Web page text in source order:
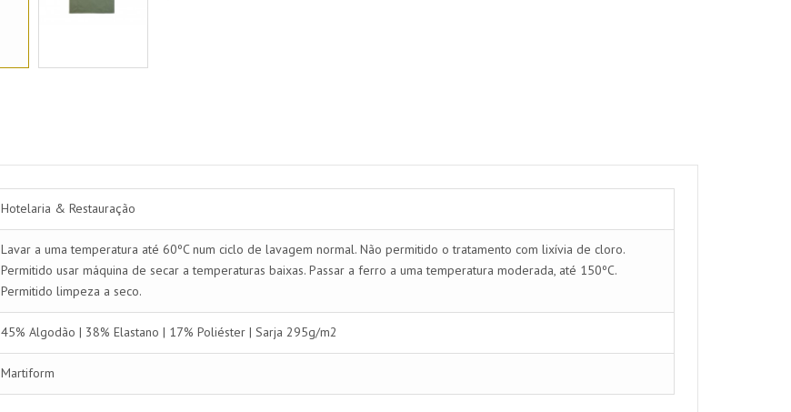
Hotelaria & Restauração
Lavar a uma temperatura até 60ºC num ciclo de lavagem normal. Não permitido o tratamento com lixívia de cloro.
Permitido usar máquina de secar a temperaturas baixas. Passar a ferro a uma temperatura moderada, até 150ºC.
Permitido limpeza a seco.
45% Algodão | 38% Elastano | 17% Poliéster | Sarja 295g/m2
Martiform